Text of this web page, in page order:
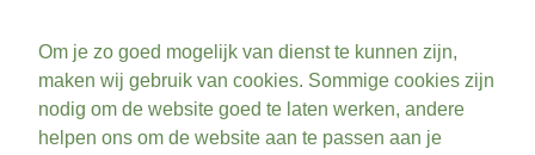
Om je zo goed mogelijk van dienst te kunnen zijn,
maken wij gebruik van cookies. Sommige cookies zijn
nodig om de website goed te laten werken, andere
helpen ons om de website aan te passen aan je